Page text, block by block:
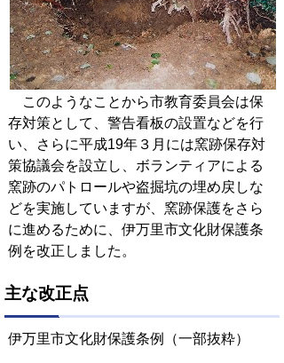
このようなことから市教育委員会は保
存対策として、警告看板の設置などを行
い、さらに平成19年３月には窯跡保存対
策協議会を設立し、ボランティアによる
窯跡のパトロールや盗掘坑の埋め戻しな
どを実施していますが、窯跡保護をさら
に進めるために、伊万里市文化財保護条
例を改正しました。
主な改正点
伊万里市文化財保護条例（一部抜粋）